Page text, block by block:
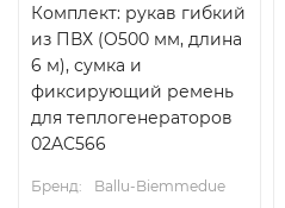
Комплект: рукав гибкий
из ПВХ (O500 мм, длина
6 м), сумка и
фиксирующий ремень
для теплогенераторов
02AC566
Бренд: Ballu-Biemmedue